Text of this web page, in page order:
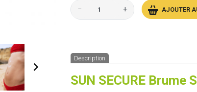

− + AJOUTER
Description
SUN SECURE Brume